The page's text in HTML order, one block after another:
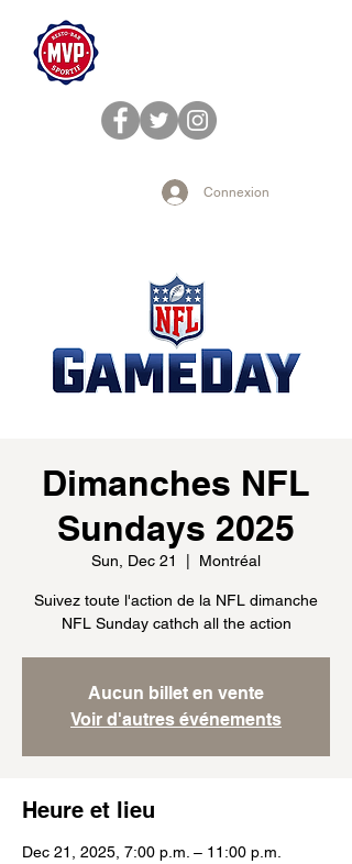
Connexion
Dimanches NFL
Sundays 2025
Sun, Dec 21 Montréal
Suivez toute l'action de la NFL dimanche
NFL Sunday cathch all the action
Aucun billet en vente
Voir d'autres événements
Heure et lieu
Dec 21, 2025, 7:00 p.m. – 11:00 p.m.